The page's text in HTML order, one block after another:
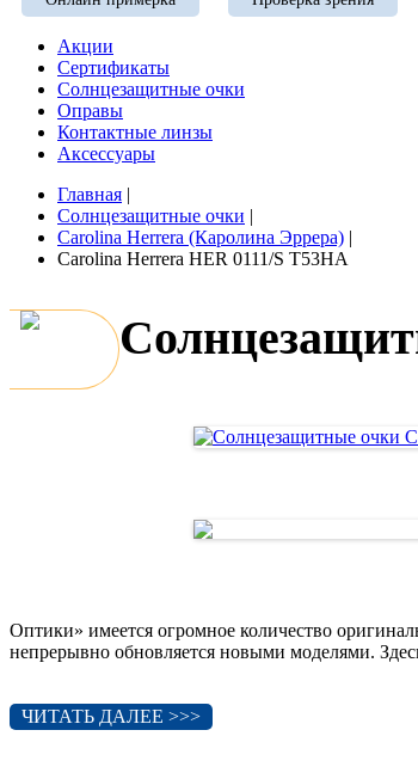
Акции
Сертификаты
Солнцезащитные очки
Оправы
Контактные линзы
Аксессуары
Главная |
Солнцезащитные очки |
Carolina Herrera (Каролина Эррера) |
Carolina Herrera HER 0111/S T53HA
Оптики» имеется огромное количество
непрерывно обновляется новыми моделями.
ЧИТАТЬ ДАЛЕЕ >>>